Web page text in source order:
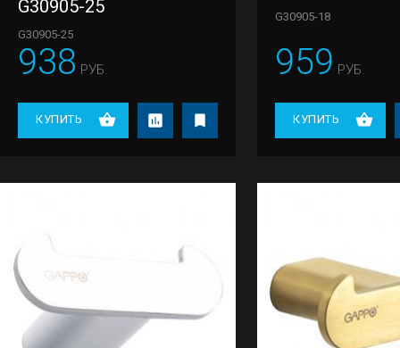
G30905-25
G30905-25
938 РУБ.
КУПИТЬ
G30905-18
959 РУБ.
КУПИТЬ